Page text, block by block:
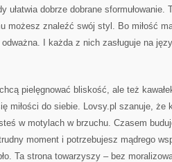
ułatwia dobrze dobrane sformułowanie.
możesz znaleźć swój styl. Bo miłość
I każda z nich zasługuje na
pielęgnować bliskość, ale też
miłości do siebie. Lovsy.pl szanuje, że
w motylach w brzuchu. Czasem
moment i potrzebujesz mądrego
Ta strona towarzyszy – bez